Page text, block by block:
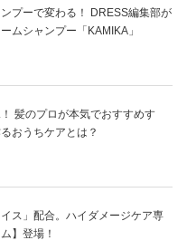
プーで変わる！ DRESS編集部が
ムシャンプー「KAMIKA」
！ 髪のプロが本気でおすすめす
おうちケアとは？
ス」配合。ハイダメージケア専
】登場！